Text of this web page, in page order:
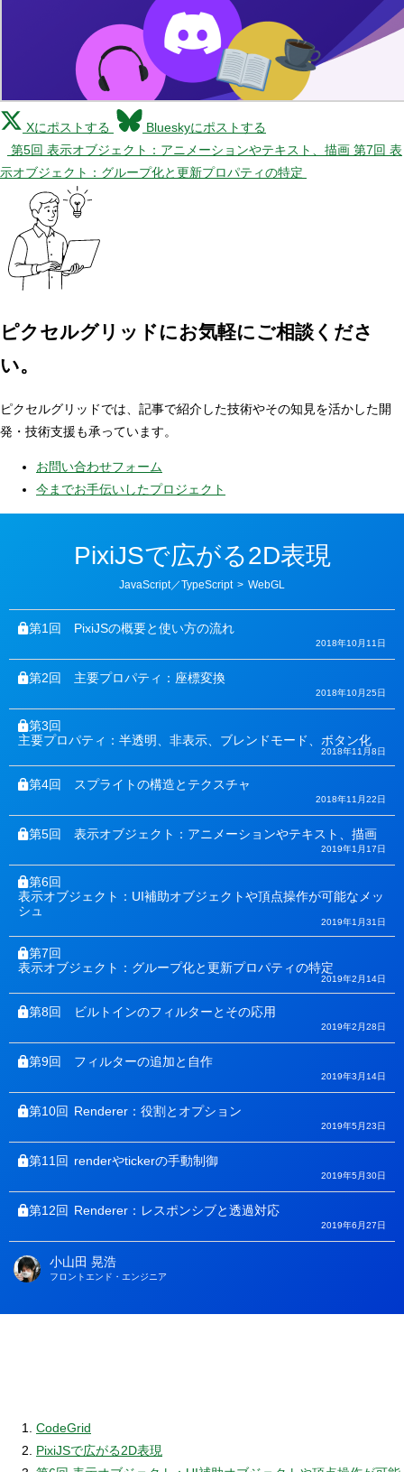
Xにポストする
Blueskyにポストする
第5回 表示オブジェクト：アニメーションやテキスト、描画 第7回 表
示オブジェクト：グループ化と更新プロパティの特定
ピクセルグリッドにお気軽にご相談くださ
い。
ピクセルグリッドでは、記事で紹介した技術やその知見を活かした開
発・技術支援も承っています。
お問い合わせフォーム
今までお手伝いしたプロジェクト
PixiJSで広がる2D表現
カ
ゴ
リ
ー
JavaScript／TypeScript > WebGL
第1回 PixiJSの概要と使い方の流れ
2018年10月11日
第2回 主要プロパティ：座標変換
2018年10月25日
第3回
主要プロパティ：半透明、非表示、ブレンドモード、ボタン化
2018年11月8日
第4回 スプライトの構造とテクスチャ
2018年11月22日
第5回 表示オブジェクト：アニメーションやテキスト、描画
2019年1月17日
第6回
表示オブジェクト：UI補助オブジェクトや頂点操作が可能なメッ
シュ
2019年1月31日
第7回
表示オブジェクト：グループ化と更新プロパティの特定
2019年2月14日
第8回 ビルトインのフィルターとその応用
2019年2月28日
第9回 フィルターの追加と自作
2019年3月14日
第10回 Renderer：役割とオプション
2019年5月23日
第11回 renderやtickerの手動制御
2019年5月30日
第12回 Renderer：レスポンシブと透過対応
2019年6月27日
著
小山田 晃浩
フロントエンド・エンジニア
CodeGrid
PixiJSで広がる2D表現